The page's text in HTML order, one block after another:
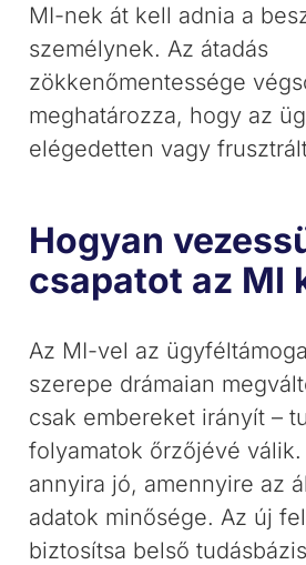
MI-nek át kell adnia a
személynek. Az átadás
zökkenőmentessége
meghatározza, hogy az
elégedetten vagy
Hogyan
csapatot az MI
Az MI-vel az
szerepe drámaian
csak embereket irányít –
folyamatok őrzőjévé válik.
annyira jó, amennyire az
adatok minősége. Az új
biztosítsa belső